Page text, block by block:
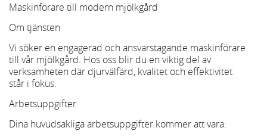
Maskinförare till modern mjölkgård
Om tjänsten
Vi söker en engagerad och ansvarstagande maskinförare
till vår mjölkgård. Hos oss blir du en viktig del av
verksamheten där djurvälfärd, kvalitet och effektivitet
står i fokus.
Arbetsuppgifter
Dina huvudsakliga arbetsuppgifter kommer att vara: